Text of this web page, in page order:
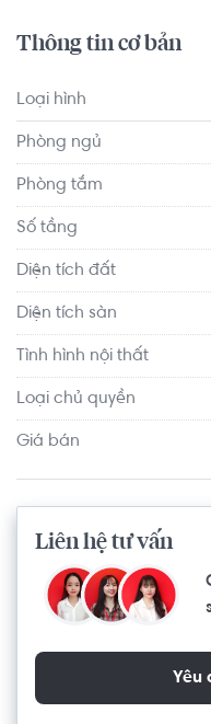
tư vườn lài 200m. Cách
rất thuận tiện.
Thông tin cơ bản
Loại hình
Phòng ngủ
Phòng tắm
Số tầng
Diện tích đất
Diện tích sàn
Tình hình nội thất
Loại chủ quyền
Giá bán
Liên hệ tư vấn
Yêu